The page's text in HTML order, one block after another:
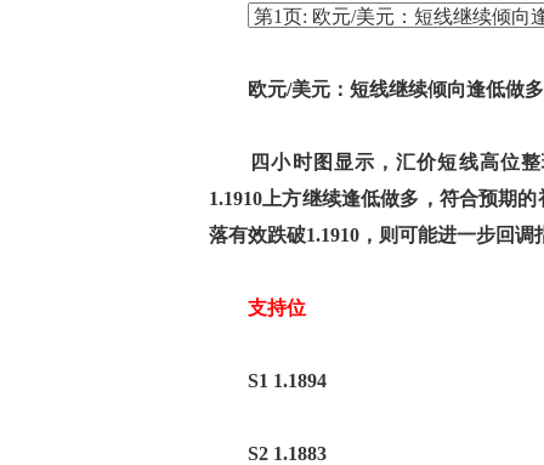
欧元/美元：短线继续倾向逢低做多
四小时图显示，汇价短线高位整
1.1910上方继续逢低做多，符合预期
落有效跌破1.1910，则可能进一步回调
支持位
S1 1.1894
S2 1.1883